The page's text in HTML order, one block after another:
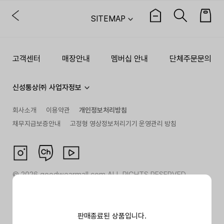
판매종료된 상품입니다.
SITEMAP
고객센터 매장안내 멤버십 안내 단체주문문의
신성통상㈜ 사업자정보
회사소개 이용약관
개인정보처리방침
채무지급보증안내
고정형 영상정보처리기기 운영관리 방침
©2026goodwearmall.com ALL RIGHTS RESERVED